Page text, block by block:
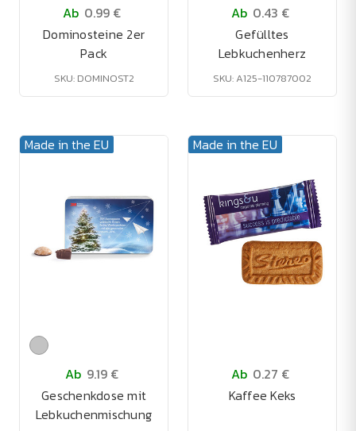
Ab 0.99 €
Dominosteine 2er
Pack
SKU: DOMINOST2
Ab 0.43 €
Gefülltes
Lebkuchenherz
SKU: A125-110787002
Made in the EU
Ab 9.19 €
Geschenkdose mit
Lebkuchenmischung
Made in the EU
Ab 0.27 €
Kaffee Keks